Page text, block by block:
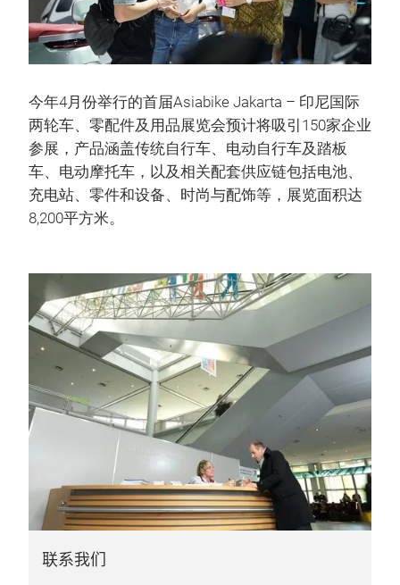
今年4月份举行的首届Asiabike Jakarta – 印尼国际
两轮车、零配件及用品展览会预计将吸引150家企业
参展，产品涵盖传统自行车、电动自行车及踏板
车、电动摩托车，以及相关配套供应链包括电池、
充电站、零件和设备、时尚与配饰等，展览面积达
8,200平方米。
联系我们